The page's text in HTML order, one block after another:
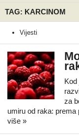
TAG: KARCINOM
Vijesti
za
umiru od raka:
više »